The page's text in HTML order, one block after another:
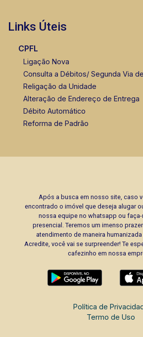
Links Úteis
CPFL
Ligação Nova
Consulta a Débitos/ Segunda Via
Religação da Unidade
Alteração de Endereço de Entrega
Débito Automático
Reforma de Padrão
Após a busca em nosso site, caso
encontrado o imóvel que deseja alugar
nossa equipe no whatsapp ou
presencial. Teremos um imenso
atendimento de maneira
Acredite, você vai se surpreender! Te
cafezinho em nossa
Política de
Termo de Uso